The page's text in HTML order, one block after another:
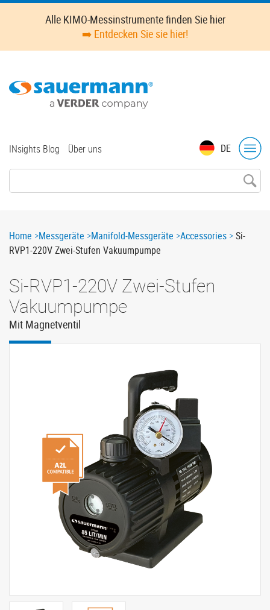
Skip
content
Alle KIMO-Messinstrumente finden Sie hier
➡️ Entdecken Sie sie hier!
DE
Top
INsights Blog Über uns
Breadcrumb
Home Messgeräte Manifold-Messgeräte Accessories
Si-
RVP1-220V Zwei-Stufen Vakuumpumpe
Si-RVP1-220V Zwei-Stufen
Vakuumpumpe
Mit Magnetventil